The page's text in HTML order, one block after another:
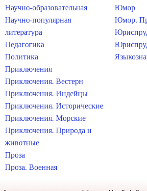
Научно-образовательная
Научно-популярная
литература
Педагогика
Политика
Приключения
Приключения. Вестерн
Приключения. Индейцы
Приключения. Исторические
Приключения. Морские
Приключения. Природа и
животные
Проза
Проза. Военная
Юмор
Юмор.